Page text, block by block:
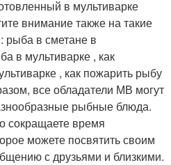
в мультиварке
внимание также на такие
рыба в сметане в
в мультиварке , как
, как пожарить рыбу
все обладатели МВ могут
рыбные блюда.
сокращаете время
можете посвятить своим
с друзьями и близкими.